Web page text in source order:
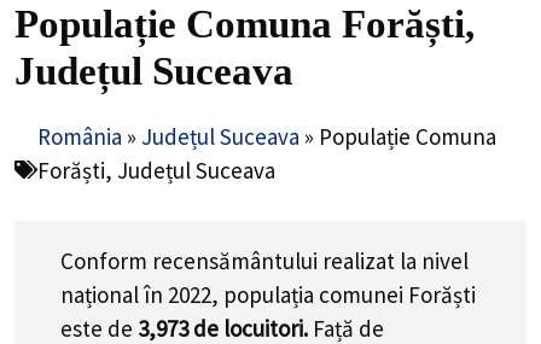
Populație Comuna Forăști,
Județul Suceava
România » Județul Suceava » Populație Comuna
Forăști, Județul Suceava
Conform recensământului realizat la nivel
național în 2022, populația comunei Forăști
este de 3,973de locuitori. Față de